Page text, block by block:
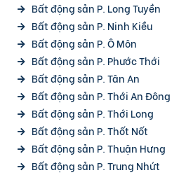
Bất động sản P. Long Tuyền
Bất động sản P. Ninh Kiều
Bất động sản P. Ô Môn
Bất động sản P. Phước Thới
Bất động sản P. Tân An
Bất động sản P. Thới An Đông
Bất động sản P. Thới Long
Bất động sản P. Thốt Nốt
Bất động sản P. Thuận Hưng
Bất động sản P. Trung Nhứt